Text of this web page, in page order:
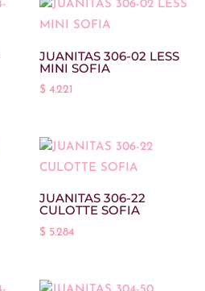
JUANITAS 306-02 LESS
MINI SOFIA
$4.221
JUANITAS 306-22
CULOTTE SOFIA
$5.284